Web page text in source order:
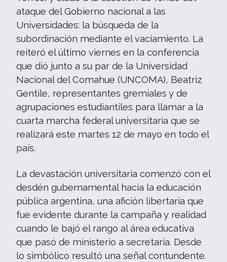
ataque del Gobierno nacional a las
Universidades: la búsqueda de la
subordinación mediante el vaciamiento. La
reiteró el último viernes en la conferencia
que dió junto a su par de la Universidad
Nacional del Comahue (UNCOMA), Beatriz
Gentile, representantes gremiales y de
agrupaciones estudiantiles para llamar a la
cuarta marcha federal universitaria que se
realizará este martes 12 de mayo en todo el
país.
La devastación universitaria comenzó con el
desdén gubernamental hacia la educación
pública argentina, una afición libertaria que
fue evidente durante la campaña y realidad
cuando le bajó el rango al área educativa
que pasó de ministerio a secretaría. Desde
lo simbólico resultó una señal contundente.